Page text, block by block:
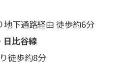
下通路経由 徒歩約6分
日比谷線
徒歩約8分